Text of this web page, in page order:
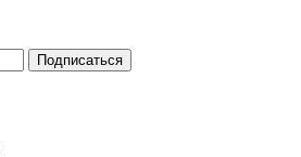
Подписаться